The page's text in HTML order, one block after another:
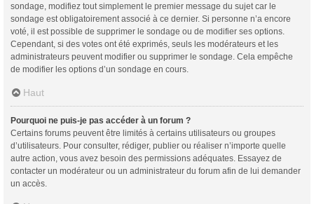
sondage, modifiez tout simplement le premier message du sujet car le
sondage est obligatoirement associé à ce dernier. Si personne n’a encore
voté, il est possible de supprimer le sondage ou de modifier ses options.
Cependant, si des votes ont été exprimés, seuls les modérateurs et les
administrateurs peuvent modifier ou supprimer le sondage. Cela empêche
de modifier les options d’un sondage en cours.
Haut
Pourquoi ne puis-je pas accéder à un forum ?
Certains forums peuvent être limités à certains utilisateurs ou groupes
d’utilisateurs. Pour consulter, rédiger, publier ou réaliser n’importe quelle
autre action, vous avez besoin des permissions adéquates. Essayez de
contacter un modérateur ou un administrateur du forum afin de lui demander
un accès.